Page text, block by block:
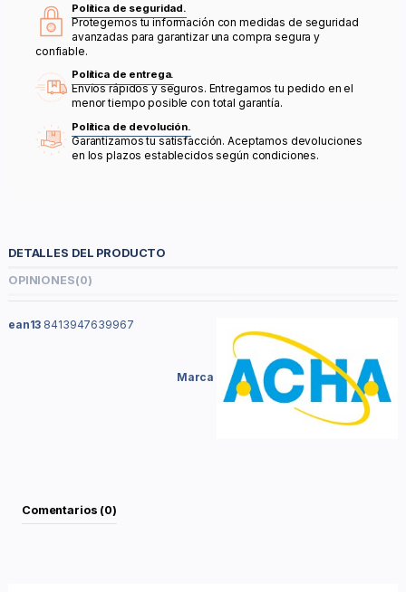
Política de seguridad.
Protegemos tu información con medidas de seguridad
avanzadas para garantizar una compra segura y
confiable.
Política de entrega.
Envíos rápidos y seguros. Entregamos tu pedido en el
menor tiempo posible con total garantía.
Política de devolución.
Garantizamos tu satisfacción. Aceptamos devoluciones
en los plazos establecidos según condiciones.
DETALLES DEL PRODUCTO
OPINIONES(0)
Marca
ean13 8413947639967
Comentarios (0)